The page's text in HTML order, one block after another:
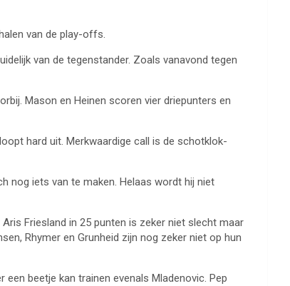
van de play-offs.
van de tegenstander. Zoals vanavond tegen
Mason en Heinen scoren vier driepunters en
hard uit. Merkwaardige call is de schotklok-
nog iets van te maken. Helaas wordt hij niet
Friesland in 25 punten is zeker niet slecht maar
Rhymer en Grunheid zijn nog zeker niet op hun
beetje kan trainen evenals Mladenovic. Pep